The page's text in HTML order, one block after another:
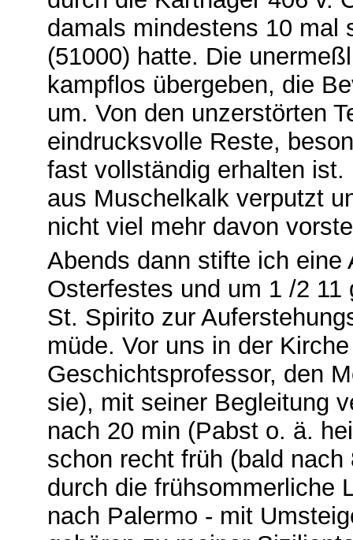
damals mindestens 10 mal
(51000) hatte. Die
kampflos übergeben, die
um. Von den unzerstörten
eindrucksvolle Reste,
fast vollständig erhalten
aus Muschelkalk verputzt
nicht viel mehr davon
Abends dann stifte ich eine
Osterfestes und um 1 /2
St. Spirito zur
müde. Vor uns in der
Geschichtsprofessor, den
sie), mit seiner Begleitung
nach 20 min (Pabst o. ä.
schon recht früh (bald
durch die frühsommerliche
nach Palermo ‑ mit